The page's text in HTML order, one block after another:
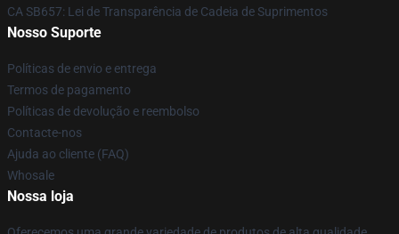
CA SB657: Lei de Transparência de Cadeia de Suprimentos
Nosso Suporte
Políticas de envio e entrega
Termos de pagamento
Políticas de devolução e reembolso
Contacte-nos
Ajuda ao cliente (FAQ)
Whosale
Nossa loja